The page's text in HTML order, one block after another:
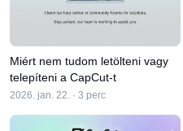
Szöveg és hang
Automatikus feliratok
Feliratsablonok
Marketing
Életmód és vlogok
Egyedi tervezés
Iparági sablonok
Összefoglaló sablonok
Súgóközpont
Miért nem tudom letölteni vagy
telepíteni a CapCut-t
2026. jan. 22. · 3 perc